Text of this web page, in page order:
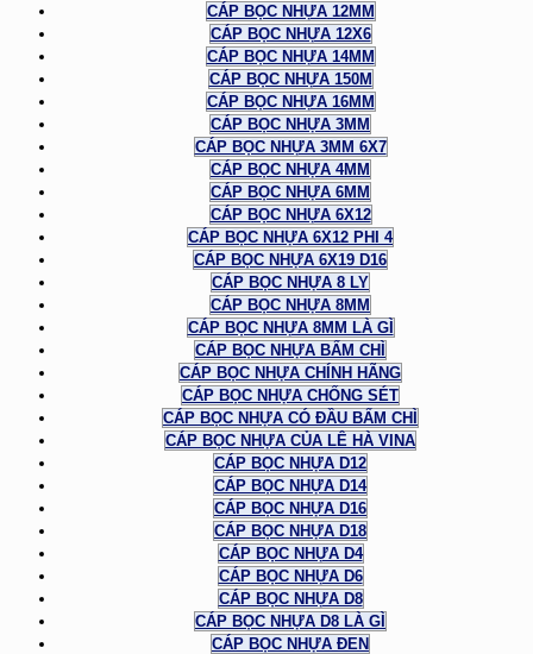
CÁP BỌC NHỰA 12MM
CÁP BỌC NHỰA 12X6
CÁP BỌC NHỰA 14MM
CÁP BỌC NHỰA 150M
CÁP BỌC NHỰA 16MM
CÁP BỌC NHỰA 3MM
CÁP BỌC NHỰA 3MM 6X7
CÁP BỌC NHỰA 4MM
CÁP BỌC NHỰA 6MM
CÁP BỌC NHỰA 6X12
CÁP BỌC NHỰA 6X12 PHI 4
CÁP BỌC NHỰA 6X19 D16
CÁP BỌC NHỰA 8 LY
CÁP BỌC NHỰA 8MM
CÁP BỌC NHỰA 8MM LÀ GÌ
CÁP BỌC NHỰA BẤM CHÌ
CÁP BỌC NHỰA CHÍNH HÃNG
CÁP BỌC NHỰA CHỐNG SÉT
CÁP BỌC NHỰA CÓ ĐẦU BẤM CHÌ
CÁP BỌC NHỰA CỦA LÊ HÀ VINA
CÁP BỌC NHỰA D12
CÁP BỌC NHỰA D14
CÁP BỌC NHỰA D16
CÁP BỌC NHỰA D18
CÁP BỌC NHỰA D4
CÁP BỌC NHỰA D6
CÁP BỌC NHỰA D8
CÁP BỌC NHỰA D8 LÀ GÌ
CÁP BỌC NHỰA ĐEN